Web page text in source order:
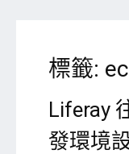
標籤:
Liferay
發環境